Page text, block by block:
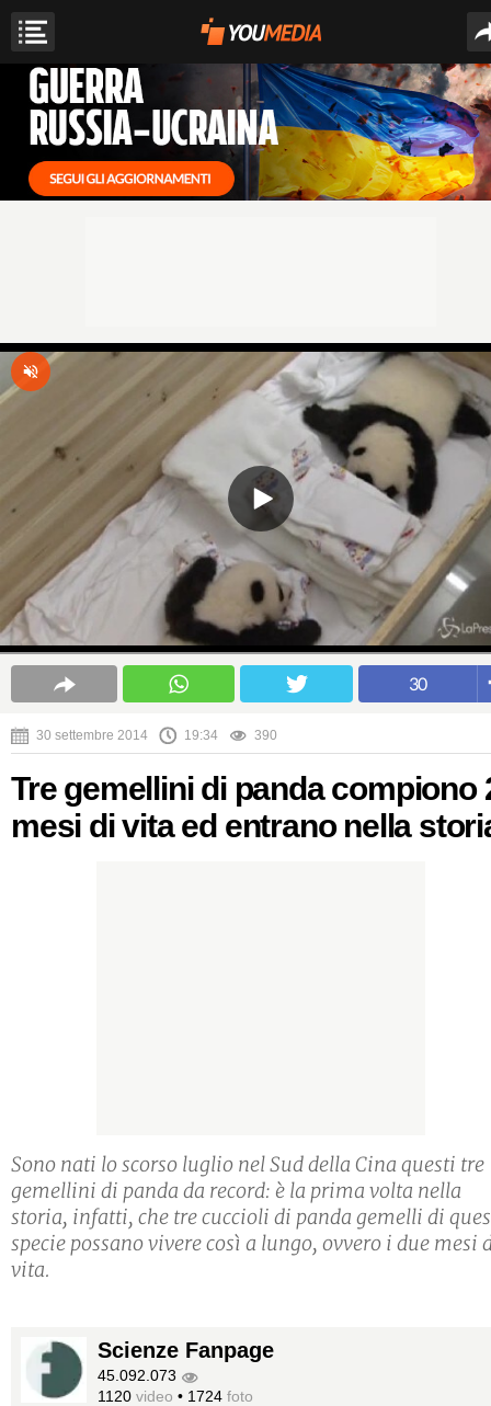
30
30 settembre 2014 19:34 390
Tre gemellini di panda compiono
mesi di vita ed entrano nella
Sono nati lo scorso luglio nel Sud della Cina questi tre
gemellini di panda da record: è la prima volta nella
storia, infatti, che tre cuccioli di panda gemelli di
specie possano vivere così a lungo, ovvero i due mesi
vita.
Scienze Fanpage
45.092.073
1120 video • 1724 foto